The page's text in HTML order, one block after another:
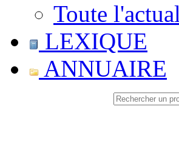
Toute
LEXIQUE
ANNUAIRE